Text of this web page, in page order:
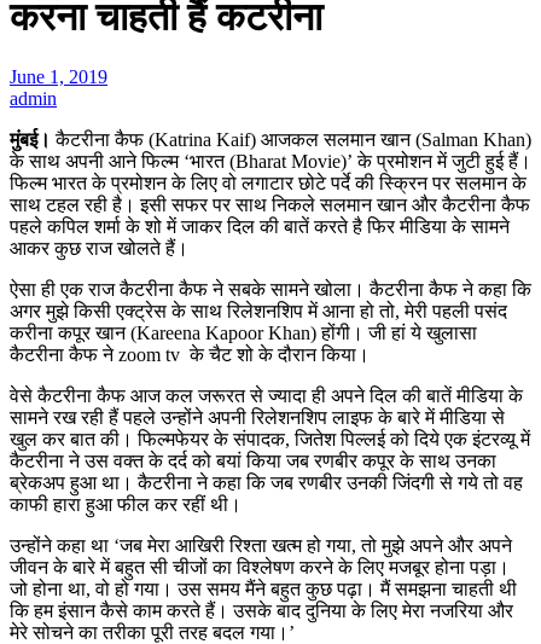
करना चाहती हैं कटरीना
June 1, 2019
admin
मुंबई। कैटरीना कैफ (Katrina Kaif) आजकल सलमान खान (Salman Khan)
के साथ अपनी आने फिल्म ‘भारत (Bharat Movie)’ के प्रमोशन में जुटी हुई हैं।
फिल्म भारत के प्रमोशन के लिए वो लगाटार छोटे पर्दे की स्क्रिन पर सलमान के
साथ टहल रही है। इसी सफर पर साथ निकले सलमान खान और कैटरीना कैफ
पहले कपिल शर्मा के शो में जाकर दिल की बातें करते है फिर मीडिया के सामने
आकर कुछ राज खोलते हैं।
ऐसा ही एक राज कैटरीना कैफ ने सबके सामने खोला। कैटरीना कैफ ने कहा कि
अगर मुझे किसी एक्ट्रेस के साथ रिलेशनशिप में आना हो तो, मेरी पहली पसंद
करीना कपूर खान (Kareena Kapoor Khan) होंगी। जी हां ये खुलासा
कैटरीना कैफ ने zoom tv के चैट शो के दौरान किया।
वेसे कैटरीना कैफ आज कल जरूरत से ज्यादा ही अपने दिल की बातें मीडिया के
सामने रख रही हैं पहले उन्होंने अपनी रिलेशनशिप लाइफ के बारे में मीडिया से
खुल कर बात की। फिल्मफेयर के संपादक, जितेश पिल्लई को दिये एक इंटरव्यू में
कैटरीना ने उस वक्त के दर्द को बयां किया जब रणबीर कपूर के साथ उनका
ब्रेकअप हुआ था। कैटरीना ने कहा कि जब रणबीर उनकी जिंदगी से गये तो वह
काफी हारा हुआ फील कर रहीं थी।
उन्होंने कहा था ‘जब मेरा आखिरी रिश्ता खत्म हो गया, तो मुझे अपने और अपने
जीवन के बारे में बहुत सी चीजों का विश्लेषण करने के लिए मजबूर होना पड़ा।
जो होना था, वो हो गया। उस समय मैंने बहुत कुछ पढ़ा। मैं समझना चाहती थी
कि हम इंसान कैसे काम करते हैं। उसके बाद दुनिया के लिए मेरा नजरिया और
मेरे सोचने का तरीका पूरी तरह बदल गया।’